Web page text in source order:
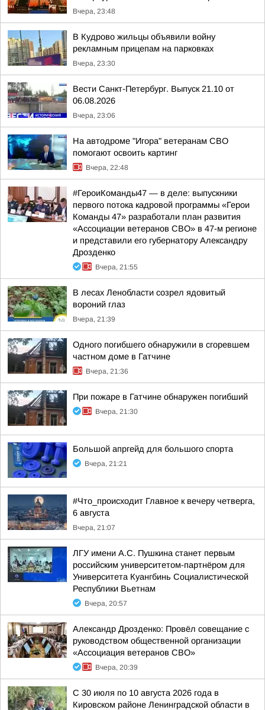
Вчера, 23:48
В Кудрово жильцы объявили войну
рекламным прицепам на парковках
Вчера, 23:30
Вести Санкт-Петербург. Выпуск 21.10 от
06.08.2026
Вчера, 23:06
На автодроме "Игора" ветеранам СВО
помогают освоить картинг
Вчера, 22:48
#ГероиКоманды47 — в деле: выпускники
первого потока кадровой программы «Герои
Команды 47» разработали план развития
«Ассоциации ветеранов СВО» в 47-м регионе
и представили его губернатору Александру
Дрозденко
Вчера, 21:55
В лесах Ленобласти созрел ядовитый
вороний глаз
Вчера, 21:39
Одного погибшего обнаружили в сгоревшем
частном доме в Гатчине
Вчера, 21:36
При пожаре в Гатчине обнаружен погибший
Вчера, 21:30
Большой апргейд для большого спорта
Вчера, 21:21
#Что_происходит Главное к вечеру четверга,
6 августа
Вчера, 21:07
ЛГУ имени А.С. Пушкина станет первым
российским университетом-партнёром для
Университета Куангбинь Социалистической
Республики Вьетнам
Вчера, 20:57
Александр Дрозденко: Провёл совещание с
руководством общественной организации
«Ассоциация ветеранов СВО»
Вчера, 20:39
С 30 июля по 10 августа 2026 года в
Кировском районе Ленинградской области в